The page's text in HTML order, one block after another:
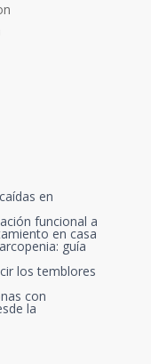
en
funcional a
en casa
guía
los temblores
con
la